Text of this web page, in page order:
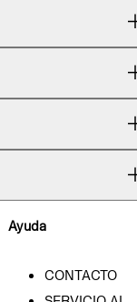
Ayuda
CONTACTO